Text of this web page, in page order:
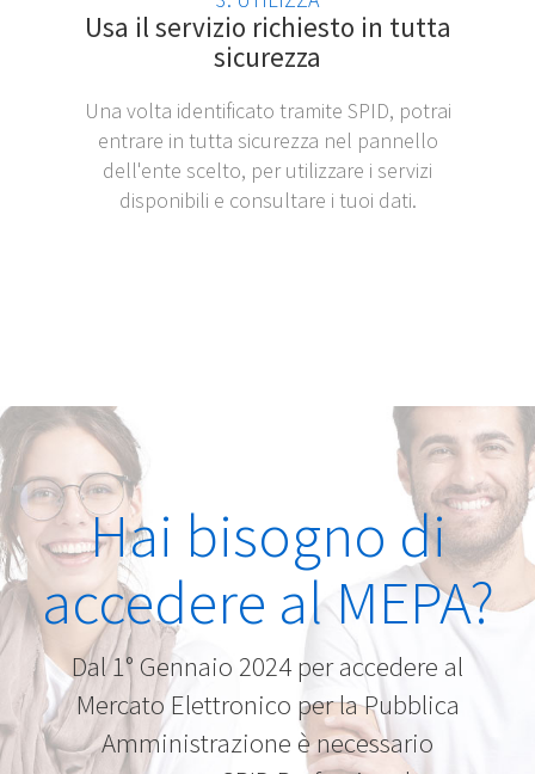
Usa il servizio richiesto in tutta
sicurezza
Una volta identificato tramite SPID, potrai
entrare in tutta sicurezza nel pannello
dell'ente scelto, per utilizzare i servizi
disponibili e consultare i tuoi dati.
Hai bisogno di
accedere al MEPA?
Dal 1° Gennaio 2024 per accedere al
Mercato Elettronico per la Pubblica
Amministrazione è necessario